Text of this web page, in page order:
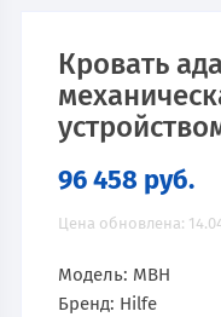
Кровать
96 458 руб.
Цена обновлена:
Модель: MBН
Бренд: Hilfe